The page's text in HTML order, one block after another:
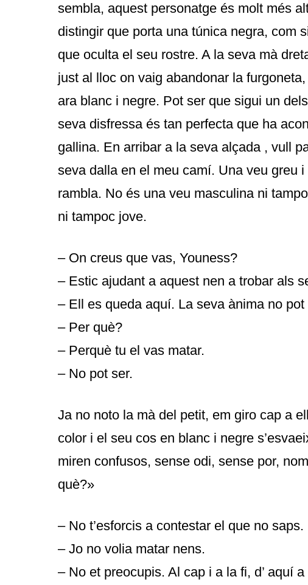
sembla, aquest personatge és molt més
distingir que porta una túnica negra, com
que oculta el seu rostre. A la seva mà
just al lloc on vaig abandonar la
ara blanc i negre. Pot ser que sigui un dels
seva disfressa és tan perfecta que ha
gallina. En arribar a la seva alçada , vull
seva dalla en el meu camí. Una veu greu
rambla. No és una veu masculina ni
ni tampoc jove.
– On creus que vas, Youness?
– Estic ajudant a aquest nen a trobar als
– Ell es queda aquí. La seva ànima no
– Per què?
– Perquè tu el vas matar.
– No pot ser.
Ja no noto la mà del petit, em giro cap a
color i el seu cos en blanc i negre
miren confusos, sense odi, sense por,
què?»
– No t’esforcis a contestar el que no saps.
– Jo no volia matar nens.
– No et preocupis. Al cap i a la fi, d’ aquí